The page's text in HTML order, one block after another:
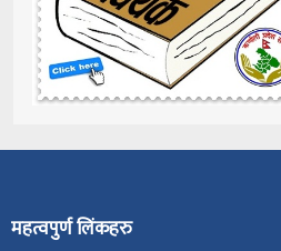
महत्वपुर्ण लिंकहरु